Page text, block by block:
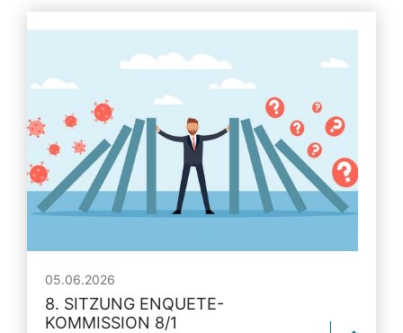
05.06.2026
8. SITZUNG ENQUETE-
KOMMISSION 8/1